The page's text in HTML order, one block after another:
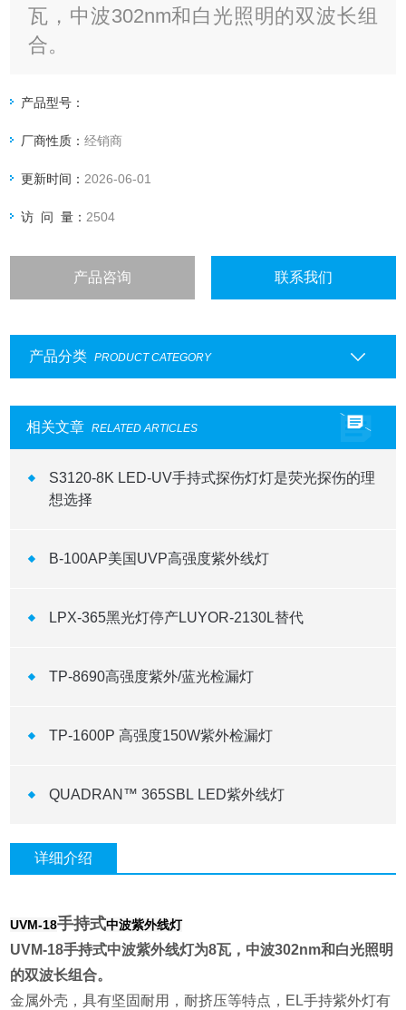
瓦，中波302nm和白光照明的双波长组
合。
金属外壳，具有坚固耐用，耐挤压等特
点，EL手持紫外灯有单个波长和多种波
产品型号：
厂商性质：经销商
更新时间： 2026-06-01
访 问 量： 2504
产品咨询 联系我们
产品分类 PRODUCT CATEGORY
相关文章 RELATED ARTICLES
S3120-8K LED-UV手持式探伤灯灯是荧光探伤的理
想选择
B-100AP美国UVP高强度紫外线灯
LPX-365黑光灯停产LUYOR-2130L替代
TP-8690高强度紫外/蓝光检漏灯
TP-1600P 高强度150W紫外检漏灯
QUADRAN™ 365SBL LED紫外线灯
详细介绍
UVM-18手持式中波紫外线灯
UVM-18手持式中波紫外线灯为8瓦，中波302nm和白光照明
的双波长组合。
金属外壳，具有坚固耐用，耐挤压等特点，EL手持紫外灯有